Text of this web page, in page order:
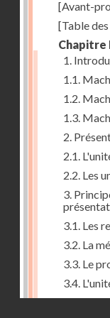
[Avant-
[Table
Chapitre
1.
1.1.
1.2.
1.3.
2.
2.1.
2.2. Les
3.
3.1. Les
3.2. La
3.3. Le
3.4.
3.5.